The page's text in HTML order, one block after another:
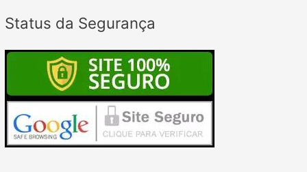
Status da Segurança